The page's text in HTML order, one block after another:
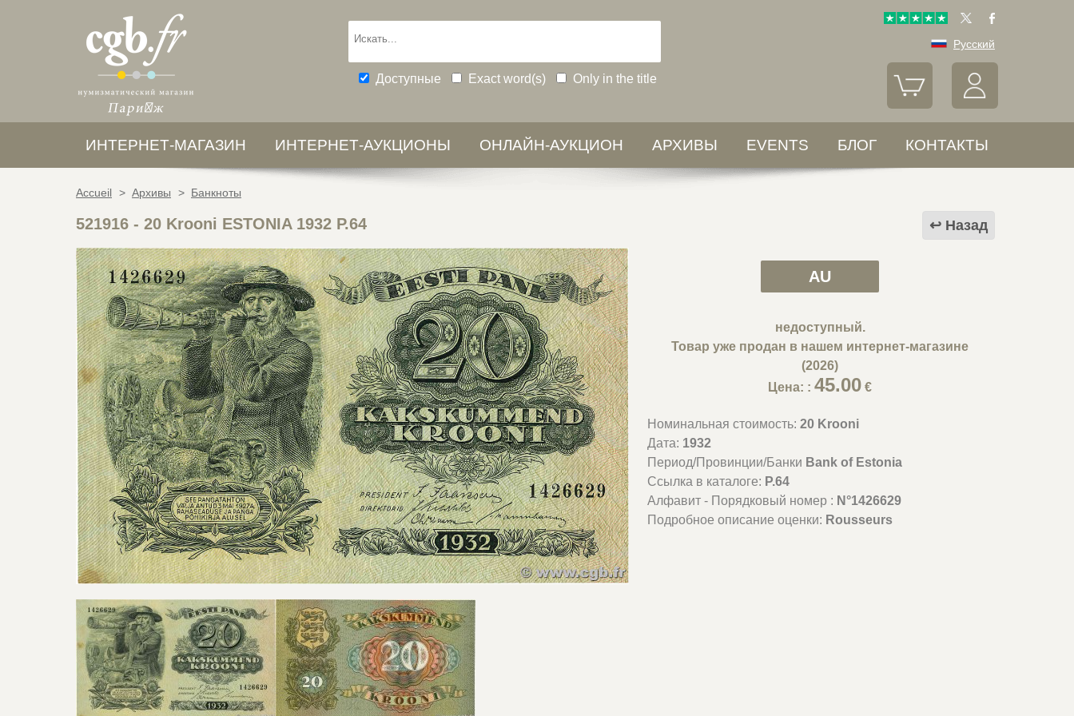
Доступные Exact word(s) Only in the title
Русский
ИНТЕРНЕТ-МАГАЗИН ИНТЕРНЕТ-АУКЦИОНЫ ОНЛАЙН-АУКЦИОН АРХИВЫ EVENTS БЛОГ КОНТАКТЫ
Accueil > Архивы > Банкноты
Назад
521916 - 20 Krooni ESTONIA 1932 P.64
AU
недоступный.
Товар уже продан в нашем интернет-магазине
(2026)
Цена: :45.00 €
Номинальная стоимость:20 Krooni
Дата: 1932
Период/Провинции/Банки Bank of Estonia
Ссылка в каталоге: P.64
Алфавит - Порядковый номер : N°1426629
Подробное описание оценки: Rousseurs